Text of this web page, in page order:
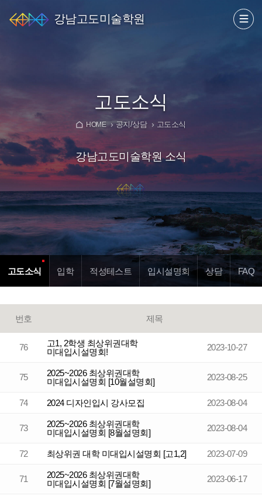
강남고도미술학원
고도소식
HOME 공지/상담 고도소식
강남고도미술학원 소식
고도소식 입학 적성테스트 입시설명회 상담 FAQ
번호 제목
76
고1, 2학생 최상위권대학
미대입시설명회!
2023-10-27
75
2025~2026 최상위권대학
미대입시설명회 [10월설명회]
2023-08-25
74 2024 디자인입시 강사모집 2023-08-04
73
2025~2026 최상위권대학
미대입시설명회 [8월설명회]
2023-08-04
72 최상위권 대학 미대입시설명회 [고1,2] 2023-07-09
71
2025~2026 최상위권대학
미대입시설명회 [7월설명회]
2023-06-17